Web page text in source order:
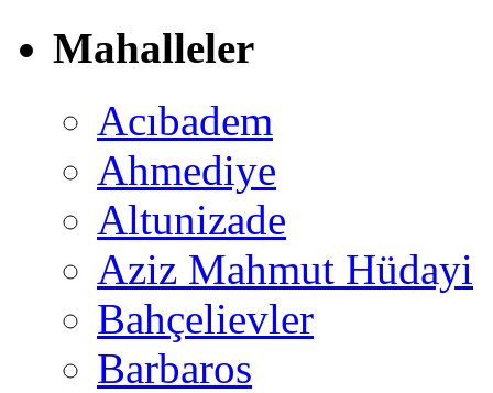
Mahalleler
Acıbadem
Ahmediye
Altunizade
Aziz Mahmut Hüdayi
Bahçelievler
Barbaros